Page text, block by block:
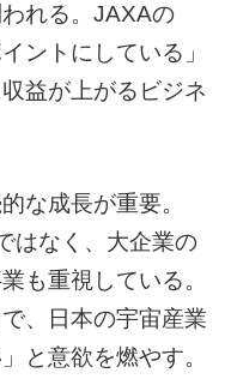
れる。JAXAの
ントにしている」
益が上がるビジネ
な成長が重要。
はなく、大企業の
も重視している。
、日本の宇宙産業
と意欲を燃やす。